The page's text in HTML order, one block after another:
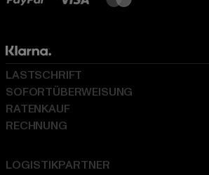
LOGISTIKPARTNER
LASTSCHRIFT
SOFORTÜBERWEISUNG
RATENKAUF
RECHNUNG